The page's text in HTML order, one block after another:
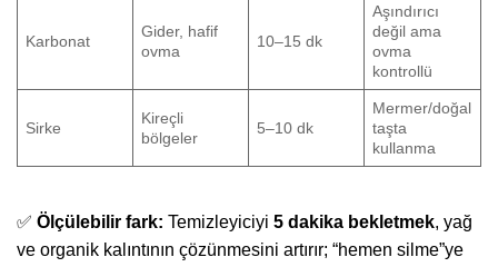
Karbonat
Gider, hafif
ovma
10–15 dk
Aşındırıcı
değil ama
ovma
kontrollü
Sirke
Kireçli
bölgeler
5–10 dk
Mermer/doğal
taşta
kullanma
✅ Ölçülebilir fark: Temizleyiciyi 5 dakika bekletmek, yağ
ve organik kalıntının çözünmesini artırır; “hemen silme”ye